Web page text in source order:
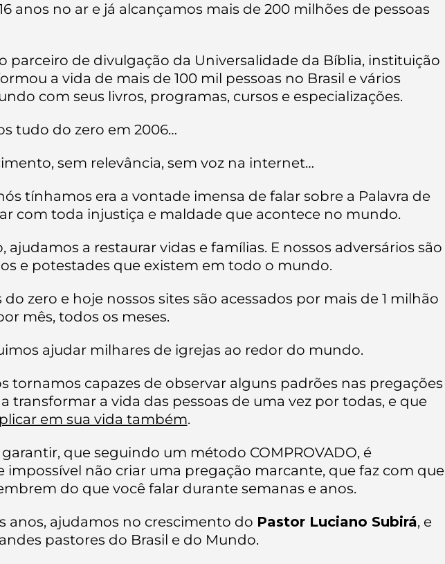
anos no ar e já alcançamos mais de 200 milhões de pessoas
parceiro de divulgação da Universalidade da Bíblia, instituição
a vida de mais de 100 mil pessoas no Brasil e vários
com seus livros, programas, cursos e especializações.
tudo do zero em 2006…
sem relevância, sem voz na internet…
tínhamos era a vontade imensa de falar sobre a Palavra de
com toda injustiça e maldade que acontece no mundo.
ajudamos a restaurar vidas e famílias. E nossos adversários são
e potestades que existem em todo o mundo.
zero e hoje nossos sites são acessados por mais de 1 milhão
mês, todos os meses.
ajudar milhares de igrejas ao redor do mundo.
tornamos capazes de observar alguns padrões nas pregações
transformar a vida das pessoas de uma vez por todas, e que
em sua vida também.
que seguindo um método COMPROVADO, é
impossível não criar uma pregação marcante, que faz com que
do que você falar durante semanas e anos.
anos, ajudamos no crescimento do Pastor Luciano Subirá, e
pastores do Brasil e do Mundo.